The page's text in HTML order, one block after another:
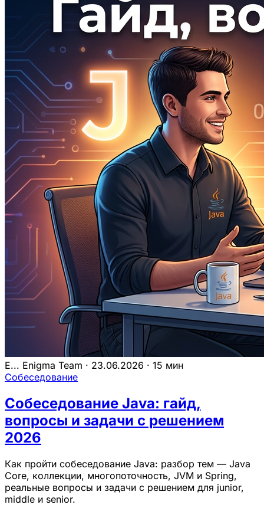
E... Enigma Team · 23.06.2026 · 15 мин
Собеседование
Собеседование Java: гайд,
вопросы и задачи с решением
2026
Как пройти собеседование Java: разбор тем — Java
Core, коллекции, многопоточность, JVM и Spring,
реальные вопросы и задачи с решением для junior,
middle и senior.